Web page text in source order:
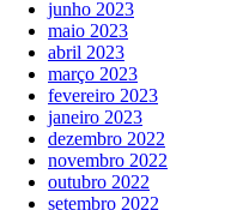
junho 2023
maio 2023
abril 2023
março 2023
fevereiro 2023
janeiro 2023
dezembro 2022
novembro 2022
outubro 2022
setembro 2022